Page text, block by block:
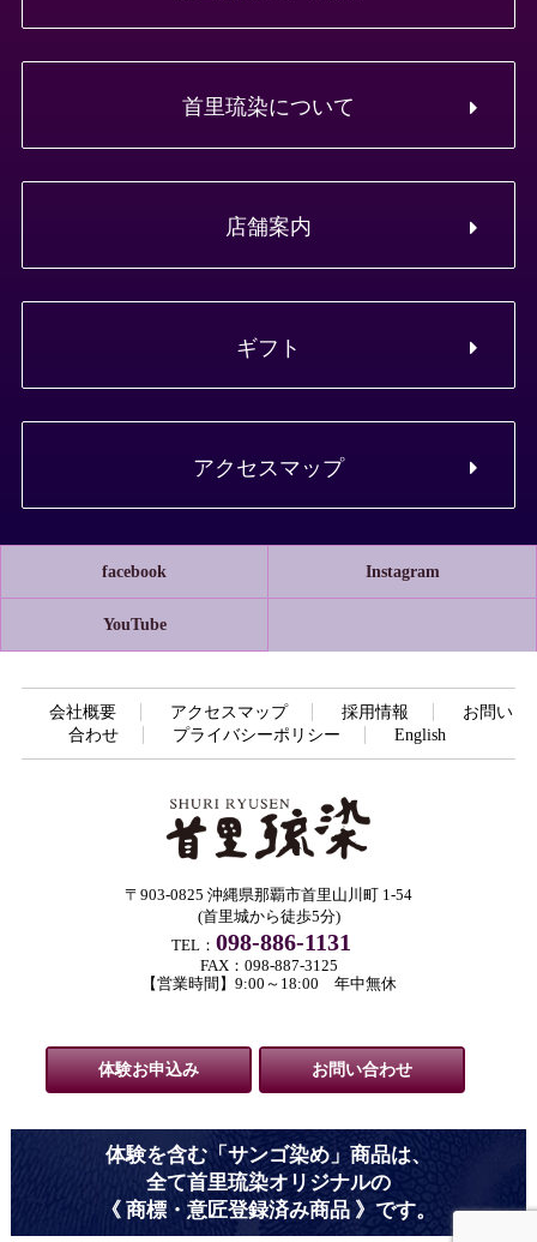
首里琉染について
店舗案内
ギフト
アクセスマップ
facebook Instagram
YouTube
会社概要 アクセスマップ 採用情報
お問い
合わせ
プライバシーポリシー English
〒903-0825 沖縄県那覇市首里山川町 1-54
(首里城から徒歩5分)
TEL： 098-886-1131
FAX：098-887-3125
【営業時間】9:00～18:00 年中無休
体験お申込み お問い合わせ
体験を含む「サンゴ染め」商品は、
全て首里琉染オリジナルの
《 商標・意匠登録済み商品 》です。